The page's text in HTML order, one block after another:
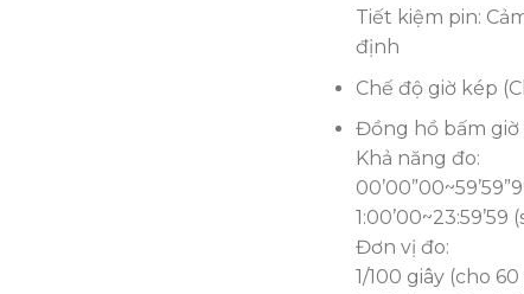
Tiết kiệm pin:
định
Chế độ giờ kép
Đồng hồ bấm giờ
Khả năng đo:
Đơn vị đo:
1/100 giây (cho